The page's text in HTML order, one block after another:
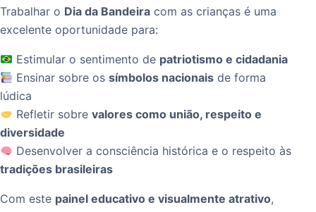
Trabalhar o Dia da Bandeira com as crianças é uma
excelente oportunidade para:
Estimular o sentimento de patriotismo e cidadania
Ensinar sobre ossímbolos nacionais de forma
lúdica
Refletir sobrevalores como união, respeito e
diversidade
Desenvolver a consciência histórica e o respeito às
tradições brasileiras
Com este painel educativo e visualmente atrativo,